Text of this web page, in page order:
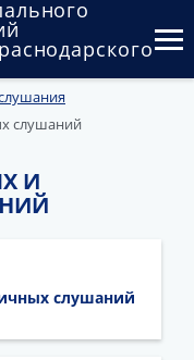
обсуждения
слушаний
И
слушаний